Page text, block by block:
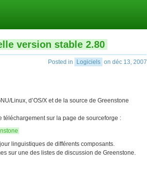
version stable 2.80
Posted in Logiciels on déc 13, 2007
Linux, d’OS/X et de la source de Greenstone
sur la page de sourceforge :
linguistiques de différents composants.
sur une des listes de discussion de Greenstone.